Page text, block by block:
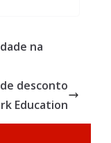
na
desconto
Education